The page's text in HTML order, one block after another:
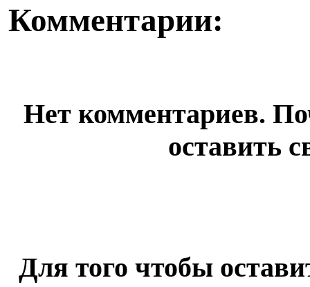
Комментарии:
Нет комментариев.
оставить
Для того чтобы